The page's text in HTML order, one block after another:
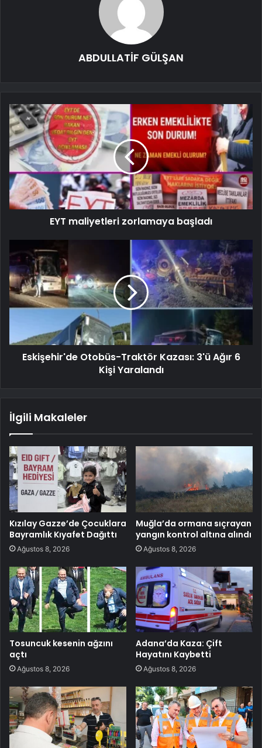
ABDULLATİF GÜLŞAN
EYT maliyetleri zorlamaya başladı
Eskişehir'de Otobüs-Traktör Kazası: 3'ü Ağır 6
Kişi Yaralandı
İlgili Makaleler
Kızılay Gazze’de Çocuklara
Bayramlık Kıyafet Dağıttı
Ağustos 8, 2026
Muğla’da ormana sıçrayan
yangın kontrol altına alındı
Ağustos 8, 2026
Tosuncuk kesenin ağzını
açtı
Ağustos 8, 2026
Adana’da Kaza: Çift
Hayatını Kaybetti
Ağustos 8, 2026